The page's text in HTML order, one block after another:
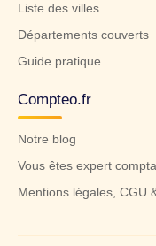
Liste des villes
Départements couverts
Guide pratique
Compteo.fr
Notre blog
Vous êtes expert
Mentions légales, CGU